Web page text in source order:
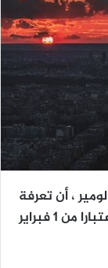
، أن تعرفة
الكهرباء في البلاد سترتفع بنسبة 9.8% اعتبارا من 1 فبراير